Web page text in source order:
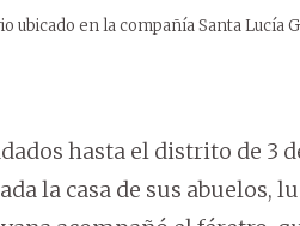
en la compañía Santa Lucía
hasta el distrito de 3
la casa de sus abuelos,